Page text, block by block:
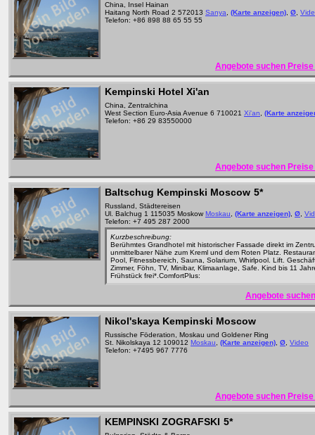
China, Insel Hainan
Haitang North Road 2 572013 Sanya (Karte anzeigen) Ø
Telefon: +86 898 88 65 55 55
Angebote suchen
Kempinski Hotel Xi'an
China, Zentralchina
West Section Euro-Asia Avenue 6 710021 Xi'an
(Karte
Telefon: +86 29 83550000
Angebote suchen
Baltschug Kempinski Moscow 5*
Russland, Städtereisen
Ul. Balchug 1 115035 Moskow Moskau (Karte anzeigen) Ø
Telefon: +7 495 287 2000
Kurzbeschreibung:
Berühmtes Grandhotel mit historischer Fassade direkt im
unmittelbarer Nähe zum Kreml und dem Roten Platz.
Pool, Fitnessbereich, Sauna, Solarium, Whirlpool. Lift.
Zimmer, Föhn, TV, Minibar, Klimaanlage, Safe. Kind bis 11
Frühstück frei*.ComfortPlus:
Angebote
Nikol'skaya Kempinski Moscow
Russische Föderation, Moskau und Goldener Ring
St. Nikolskaya 12 109012 Moskau (Karte anzeigen) Ø Video
Telefon: +7495 967 7776
Angebote suchen
KEMPINSKI ZOGRAFSKI 5*